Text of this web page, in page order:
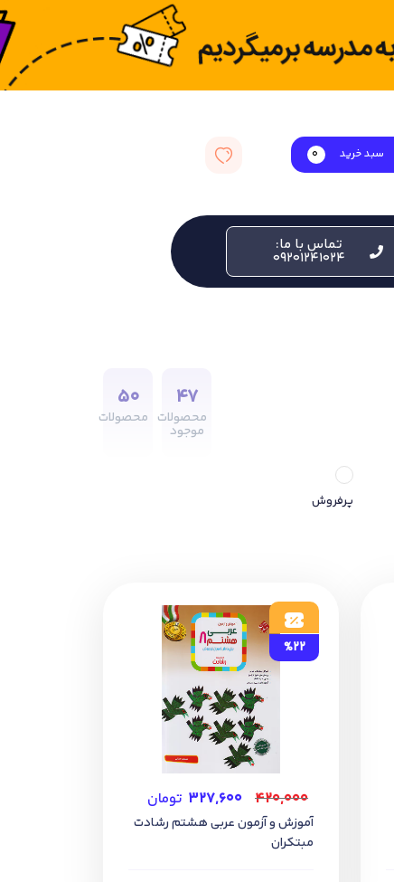
سبد خرید 0
تماس با ما:
09201241024
47
محصولات
موجود
50
محصولات
پرفروش
%22
۴۲۰,۰۰۰ ۳۲۷,۶۰۰ تومان
آموزش و آزمون عربی هشتم رشادت
مبتکران